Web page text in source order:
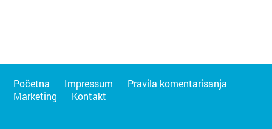
Početna Impressum
Pravila komentarisanja
Marketing
Kontakt